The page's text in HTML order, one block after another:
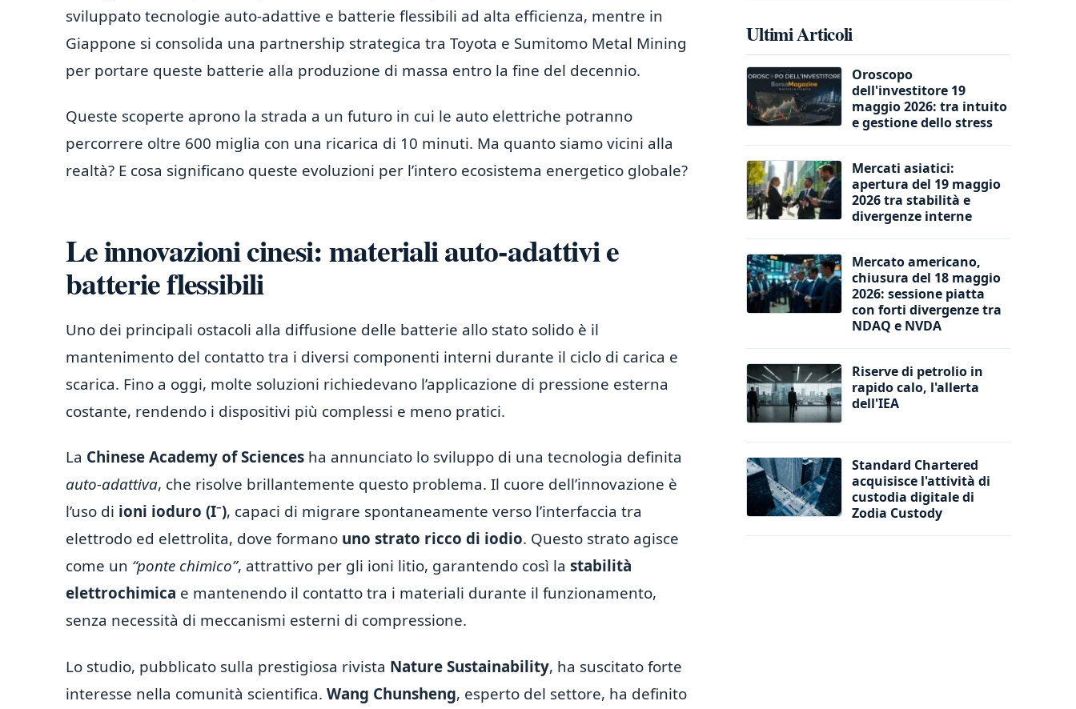
sviluppato tecnologie auto-adattive e batterie flessibili ad alta efficienza, mentre in
Giappone si consolida una partnership strategica tra Toyota e Sumitomo Metal Mining
per portare queste batterie alla produzione di massa entro la fine del decennio.
Queste scoperte aprono la strada a un futuro in cui le auto elettriche potranno
percorrere oltre 600 miglia con una ricarica di 10 minuti. Ma quanto siamo vicini alla
realtà? E cosa significano queste evoluzioni per l’intero ecosistema energetico globale?
Le innovazioni cinesi: materiali auto-adattivi e
batterie flessibili
Uno dei principali ostacoli alla diffusione delle batterie allo stato solido è il
mantenimento del contatto tra i diversi componenti interni durante il ciclo di carica e
scarica. Fino a oggi, molte soluzioni richiedevano l’applicazione di pressione esterna
costante, rendendo i dispositivi più complessi e meno pratici.
La Chinese Academy of Sciences ha annunciato lo sviluppo di una tecnologia definita
auto-adattiva, che risolve brillantemente questo problema. Il cuore dell’innovazione è
l’uso di ioni ioduro (I⁻), capaci di migrare spontaneamente verso l’interfaccia tra
elettrodo ed elettrolita, dove formano uno strato ricco di iodio. Questo strato agisce
come un “ponte chimico”, attrattivo per gli ioni litio, garantendo così la stabilità
elettrochimica e mantenendo il contatto tra i materiali durante il funzionamento,
senza necessità di meccanismi esterni di compressione.
Lo studio, pubblicato sulla prestigiosa rivista Nature Sustainability, ha suscitato forte
interesse nella comunità scientifica. Wang Chunsheng, esperto del settore, ha definito
Ultimi Articoli
Oroscopo
dell'investitore 19
maggio 2026: tra intuito
e gestione dello stress
Mercati asiatici:
apertura del 19 maggio
2026 tra stabilità e
divergenze interne
Mercato americano,
chiusura del 18 maggio
2026: sessione piatta
con forti divergenze tra
NDAQ e NVDA
Riserve di petrolio in
rapido calo, l'allerta
dell'IEA
Standard Chartered
acquisisce l'attività di
custodia digitale di
Zodia Custody